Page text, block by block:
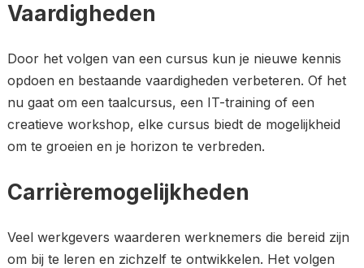
Vaardigheden
Door het volgen van een cursus kun je nieuwe kennis
opdoen en bestaande vaardigheden verbeteren. Of het
nu gaat om een taalcursus, een IT-training of een
creatieve workshop, elke cursus biedt de mogelijkheid
om te groeien en je horizon te verbreden.
Carrièremogelijkheden
Veel werkgevers waarderen werknemers die bereid zijn
om bij te leren en zichzelf te ontwikkelen. Het volgen